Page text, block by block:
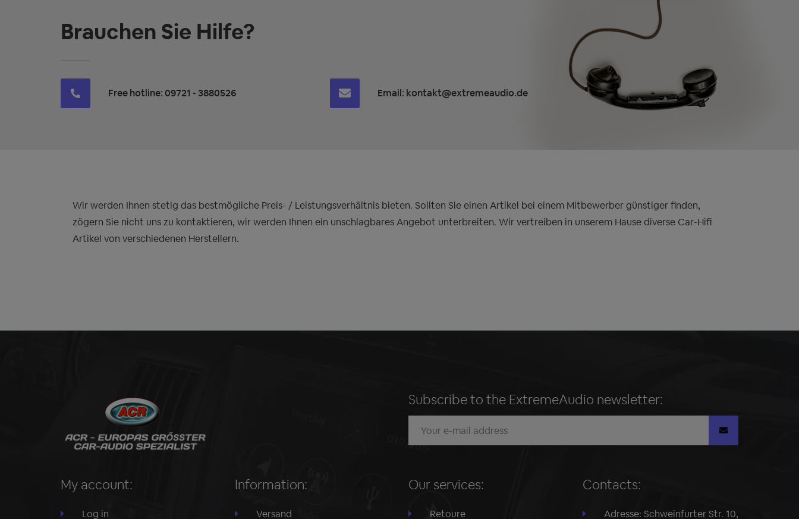
Brauchen Sie Hilfe?
Free hotline: 09721 - 3880526 Email: kontakt@extremeaudio.de
Wir werden Ihnen stetig das bestmögliche Preis- / Leistungsverhältnis bieten. Sollten Sie einen Artikel bei einem Mitbewerber günstiger finden,
zögern Sie nicht uns zu kontaktieren, wir werden Ihnen ein unschlagbares Angebot unterbreiten. Wir vertreiben in unserem Hause diverse Car-Hifi
Artikel von verschiedenen Herstellern.
Subscribe to the ExtremeAudio newsletter:
My account:
Log in
Information:
Versand
Our services:
Retoure
Contacts:
Adresse: Schweinfurter Str. 10,